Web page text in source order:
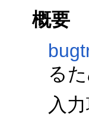
概要
る
入